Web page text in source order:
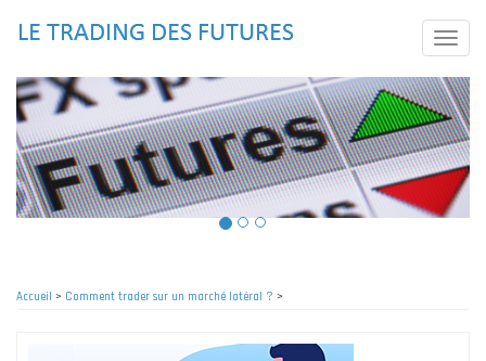
principal
Toggle
Accueil > Comment trader sur un marché latéral ? >